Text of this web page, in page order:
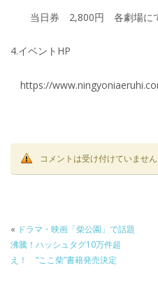
当日券 2,800円 各劇場に
4.イベントHP
https://
コメントは受け付けていません
« ドラマ・映画「柴公園」で話題
沸騰！ハッシュタグ10万件超
え！ “ここ柴”書籍発売決定